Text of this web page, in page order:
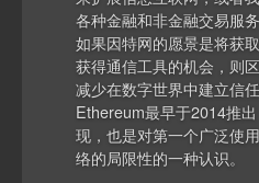
各种金融和非金融交易服务
如果因特网的愿景是将获
获得通信工具的机会，则
减少在数字世界中建立信
Ethereum最早于2014推
现，也是对第一个广泛使
络的局限性的一种认识。